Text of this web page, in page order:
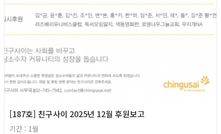
[187호] 친구사이 2025년 12월 후원보고
기간 : 1월